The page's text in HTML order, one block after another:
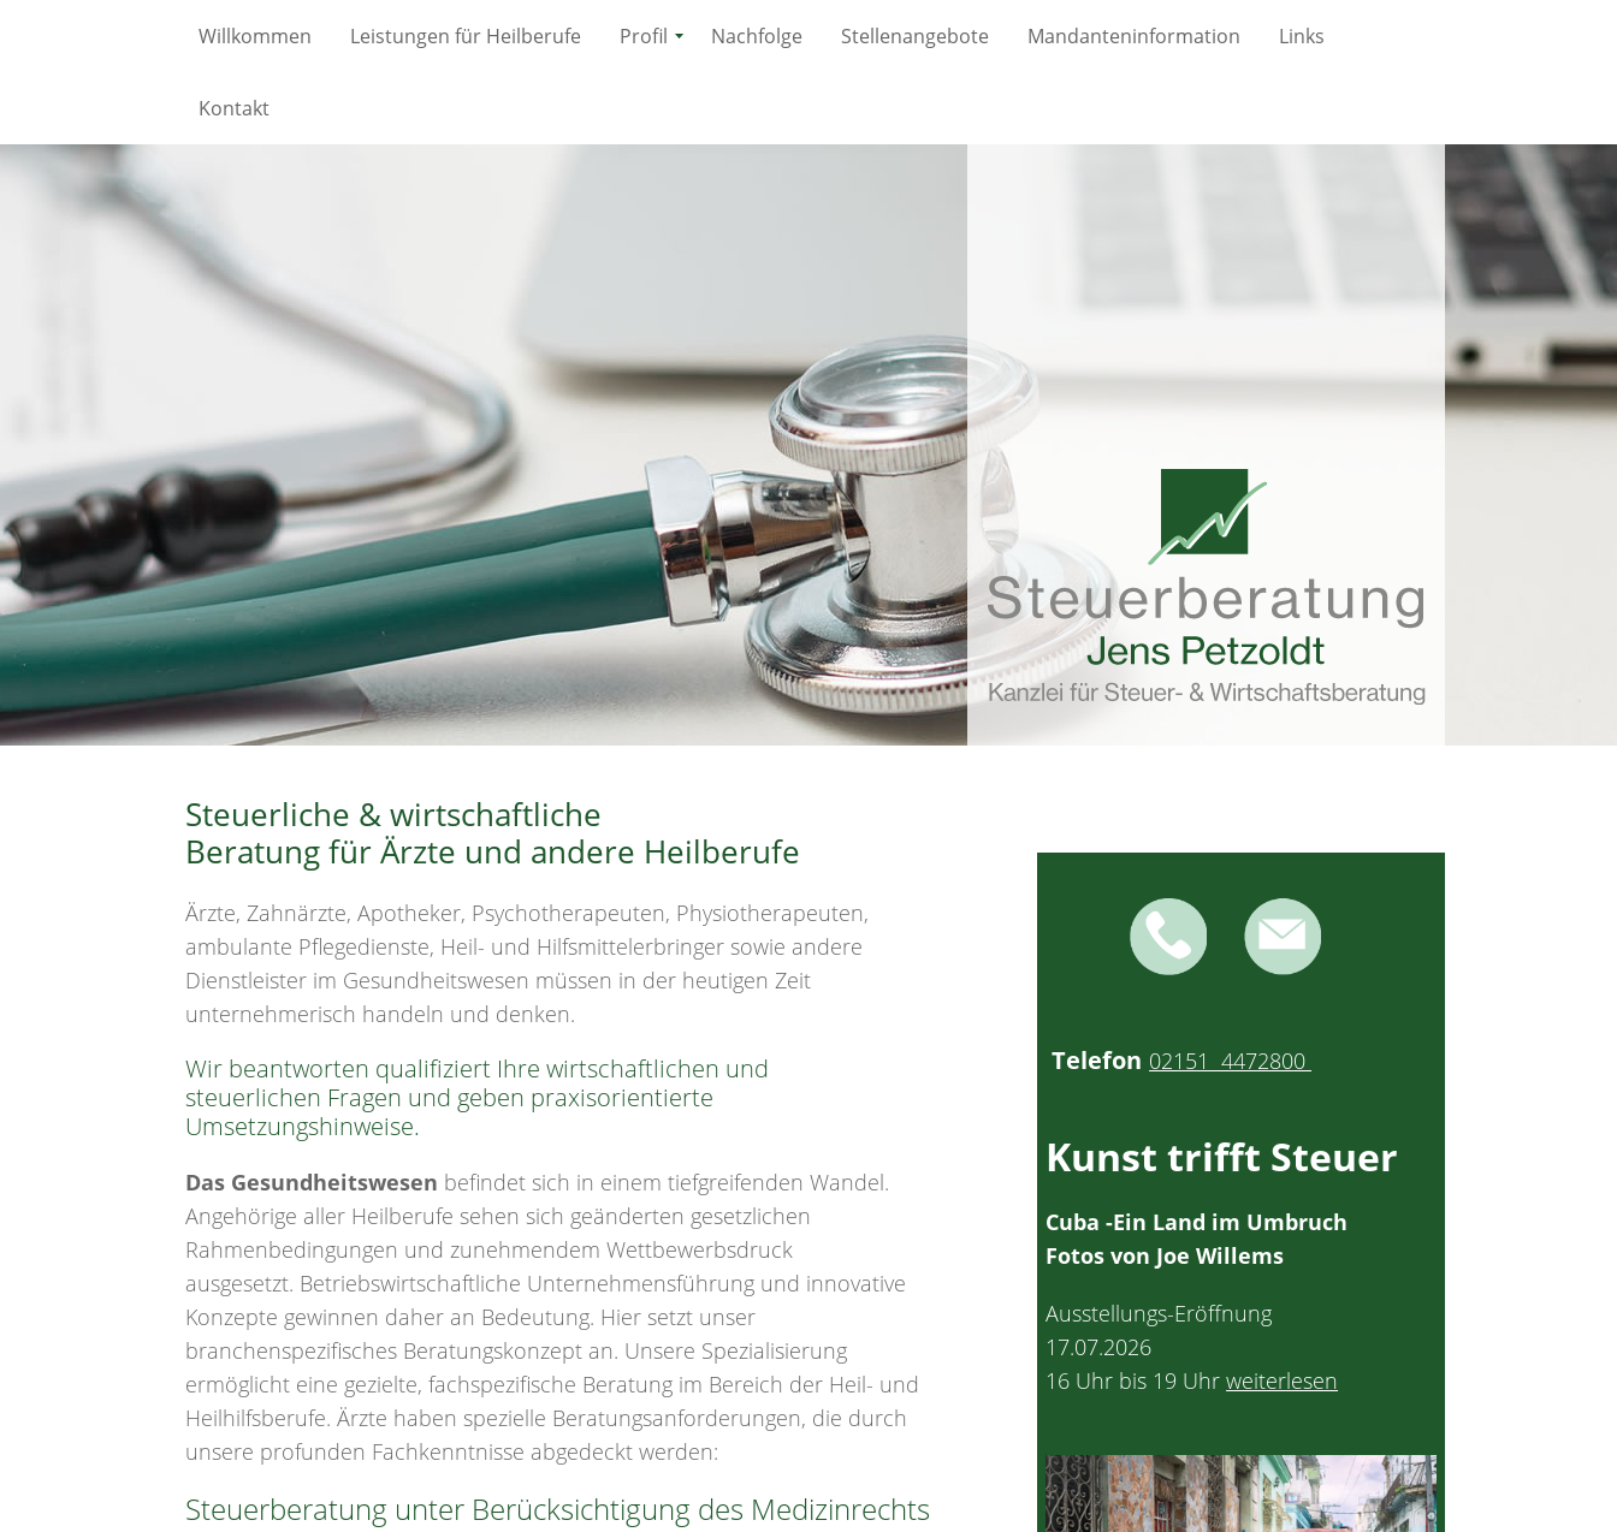
Willkommen Leistungen für Heilberufe Profil Nachfolge Stellenangebote Mandanteninformation Links
Kontakt
Steuerliche & wirtschaftliche
Beratung für Ärzte und andere Heilberufe
Ärzte, Zahnärzte, Apotheker, Psychotherapeuten, Physiotherapeuten,
ambulante Pflegedienste, Heil- und Hilfsmittelerbringer sowie andere
Dienstleister im Gesundheitswesen müssen in der heutigen Zeit
unternehmerisch handeln und denken.
Wir beantworten qualifiziert Ihre wirtschaftlichen und
steuerlichen Fragen und geben praxisorientierte
Umsetzungshinweise.
Das Gesundheitswesen befindet sich in einem tiefgreifenden Wandel.
Angehörige aller Heilberufe sehen sich geänderten gesetzlichen
Rahmenbedingungen und zunehmendem Wettbewerbsdruck
ausgesetzt. Betriebswirtschaftliche Unternehmensführung und innovative
Konzepte gewinnen daher an Bedeutung. Hier setzt unser
branchenspezifisches Beratungskonzept an. Unsere Spezialisierung
ermöglicht eine gezielte, fachspezifische Beratung im Bereich der Heil- und
Heilhilfsberufe. Ärzte haben spezielle Beratungsanforderungen, die durch
unsere profunden Fachkenntnisse abgedeckt werden:
Steuerberatung unter Berücksichtigung des Medizinrechts
Telefon 02151 4472800
Kunst trifft Steuer
Cuba -Ein Land im Umbruch
Fotos von Joe Willems
Ausstellungs-Eröffnung
17.07.2026
16 Uhr bis 19 Uhrweiterlesen